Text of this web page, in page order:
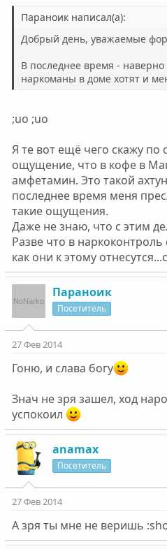
Параноик написал(а):
Добрый день, уважаемые
В последнее время -
наркоманы в доме хотят и
;uo ;uo
Я те вот ещё чего скажу по
ощущение, что в кофе в
амфетамин. Это такой
последнее время меня
такие ощущения.
Даже не знаю, что с этим
Разве что в
как они к этому
Параноик
Посетитель
27 Фев 2014
Гоню, и слава богу
Знач не зря зашел, ход
успокоил
anamax
Посетитель
27 Фев 2014
А зря ты мне не веришь